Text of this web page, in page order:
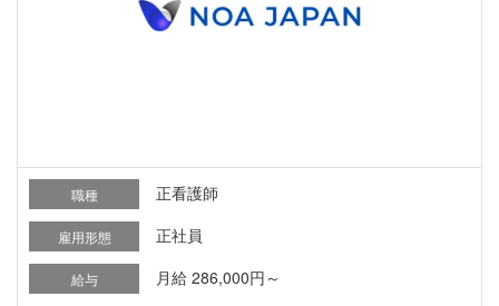
職種 正看護師
雇用形態 正社員
給与 月給 286,000円～